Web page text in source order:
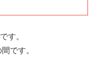
す。
です。